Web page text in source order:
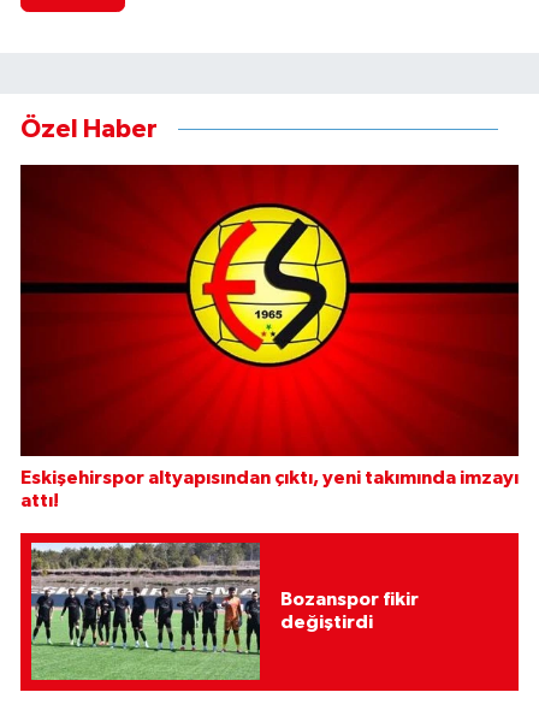
Özel Haber
Eskişehirspor altyapısından çıktı, yeni takımında imzayı
attı!
Bozanspor fikir
değiştirdi